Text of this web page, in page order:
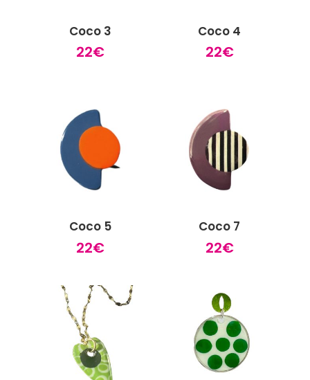
Coco 3
22€
Coco 4
22€
Coco 5
22€
Coco 7
22€